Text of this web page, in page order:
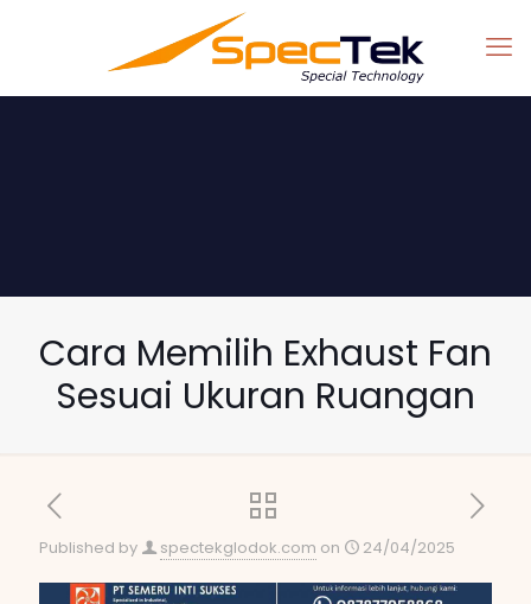
Cara Memilih Exhaust Fan
Sesuai Ukuran Ruangan
Published by spectekglodok.com on 24/04/2025